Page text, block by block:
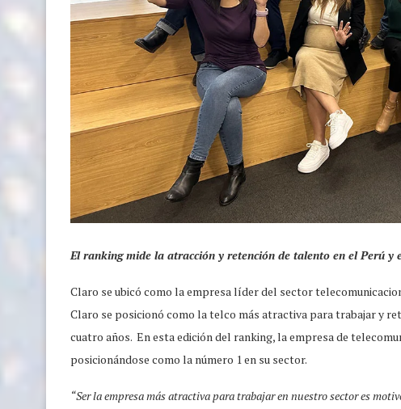
El ranking mide la atracción y retención de talento en el Perú y
Claro se ubicó como la empresa líder del sector
Claro se posicionó como la telco más atractiva para trabajar y
cuatro años. En esta edición del ranking, la empresa de
posicionándose como la número 1 en su sector.
“Ser la empresa más atractiva para trabajar en nuestro sector es